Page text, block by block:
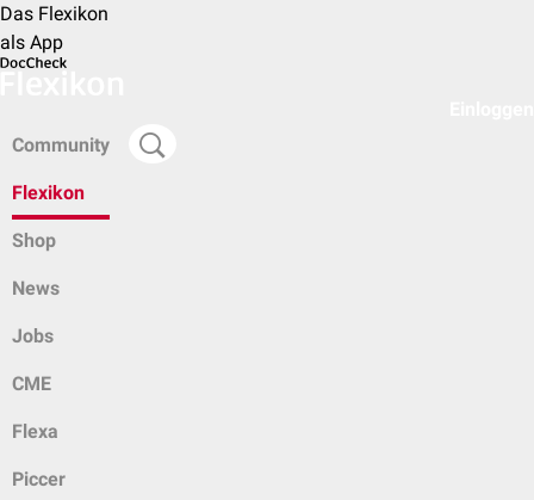
Das Flexikon
als App
Community
Flexikon
Shop
News
Jobs
CME
Flexa
Piccer